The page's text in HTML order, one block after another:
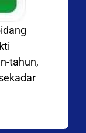
tahun,